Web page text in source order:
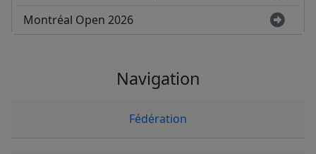
Montréal Open 2026
Navigation
Fédération